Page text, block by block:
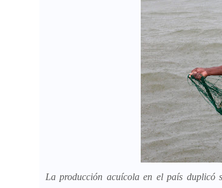
La producción acuícola en el país duplicó